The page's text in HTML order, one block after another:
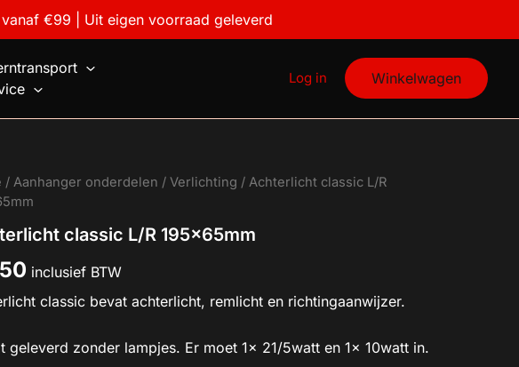
€99 | Uit eigen voorraad geleverd
Log in Winkelwagen
/ Aanhanger onderdelen / Verlichting / Achterlicht classic L/R
classic L/R 195x65mm
inclusief BTW
classic bevat achterlicht, remlicht en richtingaanwijzer.
geleverd zonder lampjes. Er moet 1x 21/5watt en 1x 10watt in.
aantal